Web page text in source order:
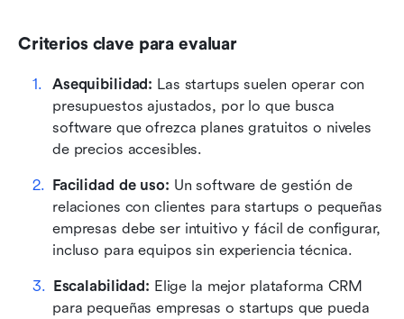
Criterios clave para evaluar
Asequibilidad: Las startups suelen operar con
presupuestos ajustados, por lo que busca
software que ofrezca planes gratuitos o niveles
de precios accesibles.
Facilidad de uso: Un software de gestión de
relaciones con clientes para startups o pequeñas
empresas debe ser intuitivo y fácil de configurar,
incluso para equipos sin experiencia técnica.
Escalabilidad: Elige la mejor plataforma CRM
para pequeñas empresas o startups que pueda